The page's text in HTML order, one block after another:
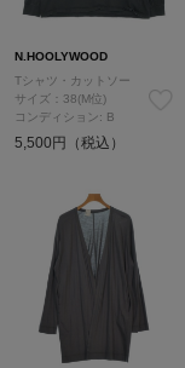
N.HOOLYWOOD
Tシャツ・カットソー
サイズ：38(M位)
コンディション: B
5,500円（税込）